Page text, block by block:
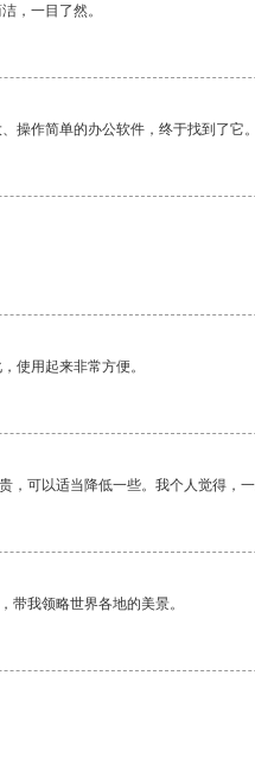
，一目了然。
操作简单的办公软件，终于找到了它
使用起来非常方便。
，可以适当降低一些。我个人觉得，
带我领略世界各地的美景。